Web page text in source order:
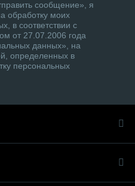
сообщение», я
обработку моих
в соответствии с
от 27.07.2006 года
данных», на
определенных в
персональных